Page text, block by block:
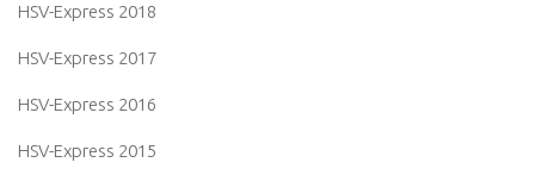
HSV-Express 2018
HSV-Express 2017
HSV-Express 2016
HSV-Express 2015